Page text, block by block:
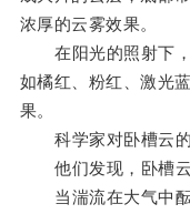
浓厚的云雾效果。
在阳光的照射下，
如橘红、粉红、激光
果。
科学家对卧槽云的
他们发现，卧槽云
当湍流在大气中酝